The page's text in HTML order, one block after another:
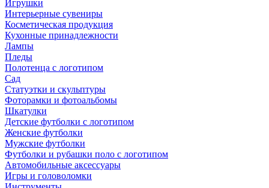
Игрушки
Интерьерные сувениры
Косметическая продукция
Кухонные принадлежности
Лампы
Пледы
Полотенца с логотипом
Сад
Статуэтки и скульптуры
Фоторамки и фотоальбомы
Шкатулки
Детские футболки с логотипом
Женские футболки
Мужские футболки
Футболки и рубашки поло с логотипом
Автомобильные аксессуары
Игры и головоломки